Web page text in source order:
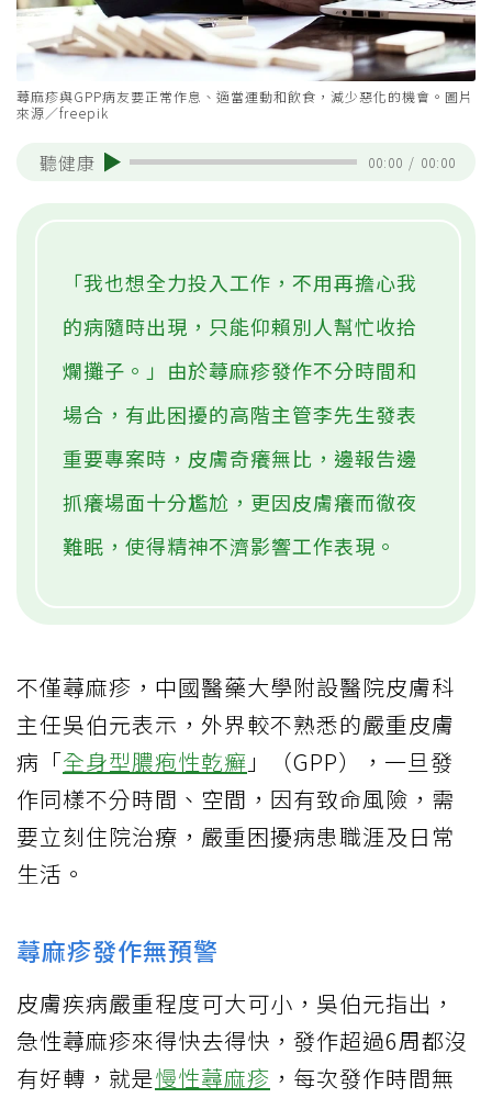
蕁麻疹與GPP病友要正常作息、適當運動和飲食，減少惡化的機會。圖片
來源／freepik
聽健康 00:00 / 00:00
「我也想全力投入工作，不用再擔心我
的病隨時出現，只能仰賴別人幫忙收拾
爛攤子。」由於蕁麻疹發作不分時間和
場合，有此困擾的高階主管李先生發表
重要專案時，皮膚奇癢無比，邊報告邊
抓癢場面十分尷尬，更因皮膚癢而徹夜
難眠，使得精神不濟影響工作表現。
不僅蕁麻疹，中國醫藥大學附設醫院皮膚科
主任吳伯元表示，外界較不熟悉的嚴重皮膚
病「全身型膿疱性乾癬 」（GPP），一旦發
作同樣不分時間、空間，因有致命風險，需
要立刻住院治療，嚴重困擾病患職涯及日常
生活。
蕁麻疹發作無預警
皮膚疾病嚴重程度可大可小，吳伯元指出，
急性蕁麻疹來得快去得快，發作超過6周都沒
有好轉，就是慢性蕁麻疹 ，每次發作時間無